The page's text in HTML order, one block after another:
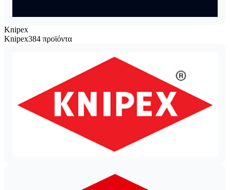
Knipex
Knipex384 προϊόντα